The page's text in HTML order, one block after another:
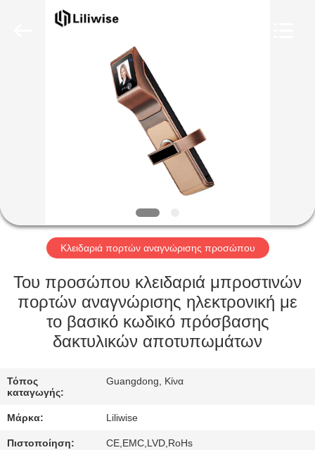
ΓΎΡΟΣ
ΕΡΓΟΣΤΑΣΊΩΝ
ΠΟΙΟΤΙΚΌΣ
ΈΛΕΓΧΟΣ
ΕΛΆΤΕ
ΣΕ
ΕΠΑΦΉ
Κλειδαριά πορτών αναγνώρισης προσώπου
Του προσώπου κλειδαριά μπροστινών
πορτών αναγνώρισης ηλεκτρονική με
το βασικό κωδικό πρόσβασης
δακτυλικών αποτυπωμάτων
Τόπος
καταγωγής:
Guangdong, Κίνα
Μάρκα: Liliwise
Πιστοποίηση: CE,EMC,LVD,RoHs